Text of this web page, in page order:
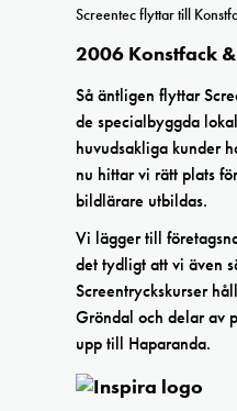
Screentec flyttar till
2006 Konstfack
Så äntligen flyttar
de specialbyggda
huvudsakliga kunder
nu hittar vi rätt plats
bildlärare utbildas.
Vi lägger till
det tydligt att vi även
Screentryckskurser
Gröndal och delar av
upp till Haparanda.